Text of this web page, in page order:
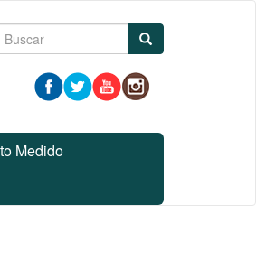
búsqueda
Medido